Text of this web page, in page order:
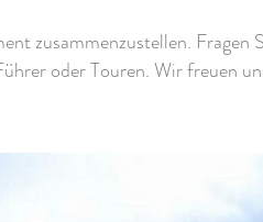
zusammenzustellen. Fragen
oder Touren. Wir freuen